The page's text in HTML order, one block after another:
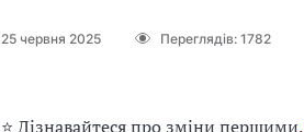
25 червня 2025 Переглядів: 1782
⭐ Дізнавайтеся про зміни першими.